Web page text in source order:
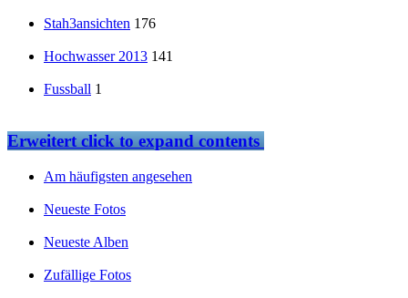
Stah3ansichten 176
Hochwasser 2013 141
Fussball 1
Erweitertclick to expand contents
Am häufigsten angesehen
Neueste Fotos
Neueste Alben
Zufällige Fotos